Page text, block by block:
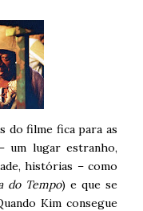
do filme fica para as
um lugar estranho,
histórias – como
do Tempo) e que se
Kim consegue